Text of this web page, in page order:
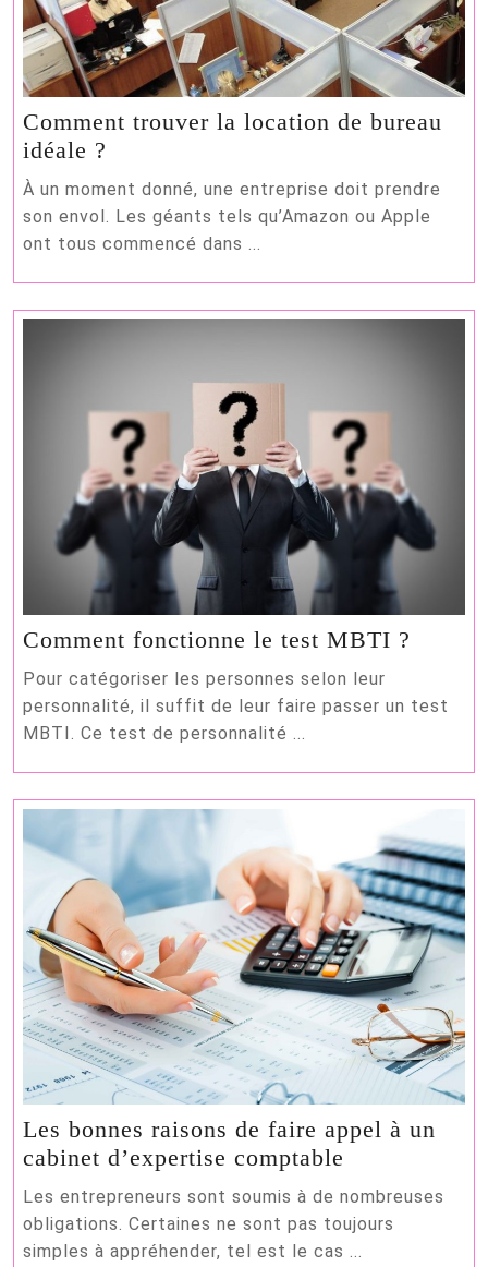
Comment trouver la location de bureau
idéale ?
trouver
la
location
bureau
idéale
À un moment donné, une entreprise doit prendre
son envol. Les géants tels qu’Amazon ou Apple
ont tous commencé dans ...
Comment fonctionne le test MBTI ?
le
?
Pour catégoriser les personnes selon leur
personnalité, il suffit de leur faire passer un test
MBTI. Ce test de personnalité ...
Les bonnes raisons de faire appel à un
cabinet d’expertise comptable
bonnes
raisons
de
Les entrepreneurs sont soumis à de nombreuses
obligations. Certaines ne sont pas toujours
simples à appréhender, tel est le cas ...